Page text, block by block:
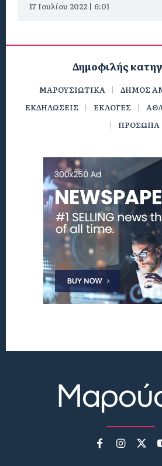
17 Ιουλίου 2022 | 6:01
Δημοφιλής
ΜΑΡΟΥΣΙΩΤΙΚΑ
ΔΗΜΟΣ
ΕΚΔΗΛΩΣΕΙΣ
ΕΚΛΟΓΕΣ
ΠΡΟΣΩΠΑ